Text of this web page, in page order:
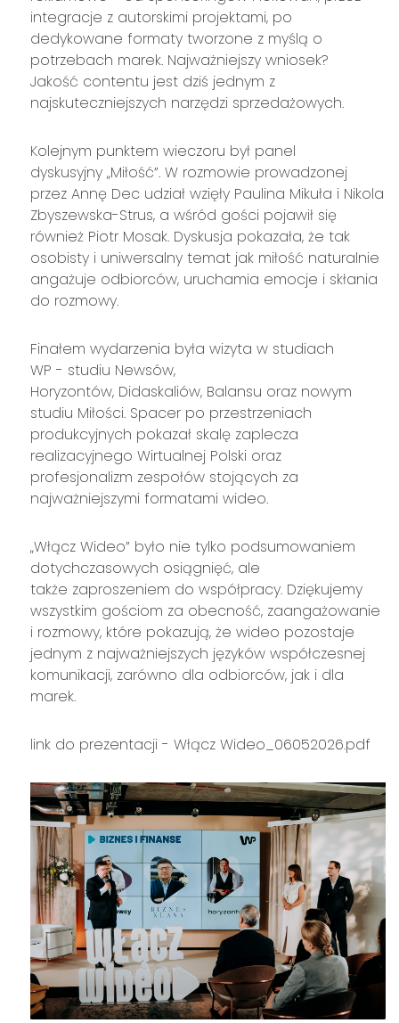
integracje z autorskimi projektami, po
dedykowane formaty tworzone z myślą o
potrzebach marek. Najważniejszy wniosek?
Jakość contentu jest dziś jednym z
najskuteczniejszych narzędzi sprzedażowych.
Kolejnym punktem wieczoru był panel
dyskusyjny „Miłość”. W rozmowie prowadzonej
przez Annę Dec udział wzięły Paulina Mikuła i Nikola
Zbyszewska-Strus, a wśród gości pojawił się
również Piotr Mosak. Dyskusja pokazała, że tak
osobisty i uniwersalny temat jak miłość naturalnie
angażuje odbiorców, uruchamia emocje i skłania
do rozmowy.
Finałem wydarzenia była wizyta w studiach
WP - studiu Newsów,
Horyzontów, Didaskaliów, Balansu oraz nowym
studiu Miłości. Spacer po przestrzeniach
produkcyjnych pokazał skalę zaplecza
realizacyjnego Wirtualnej Polski oraz
profesjonalizm zespołów stojących za
najważniejszymi formatami wideo.
„Włącz Wideo” było nie tylko podsumowaniem
dotychczasowych osiągnięć, ale
także zaproszeniem do współpracy. Dziękujemy
wszystkim gościom za obecność, zaangażowanie
i rozmowy, które pokazują, że wideo pozostaje
jednym z najważniejszych języków współczesnej
komunikacji, zarówno dla odbiorców, jak i dla
marek.
link do prezentacji -Włącz Wideo_06052026.pdf